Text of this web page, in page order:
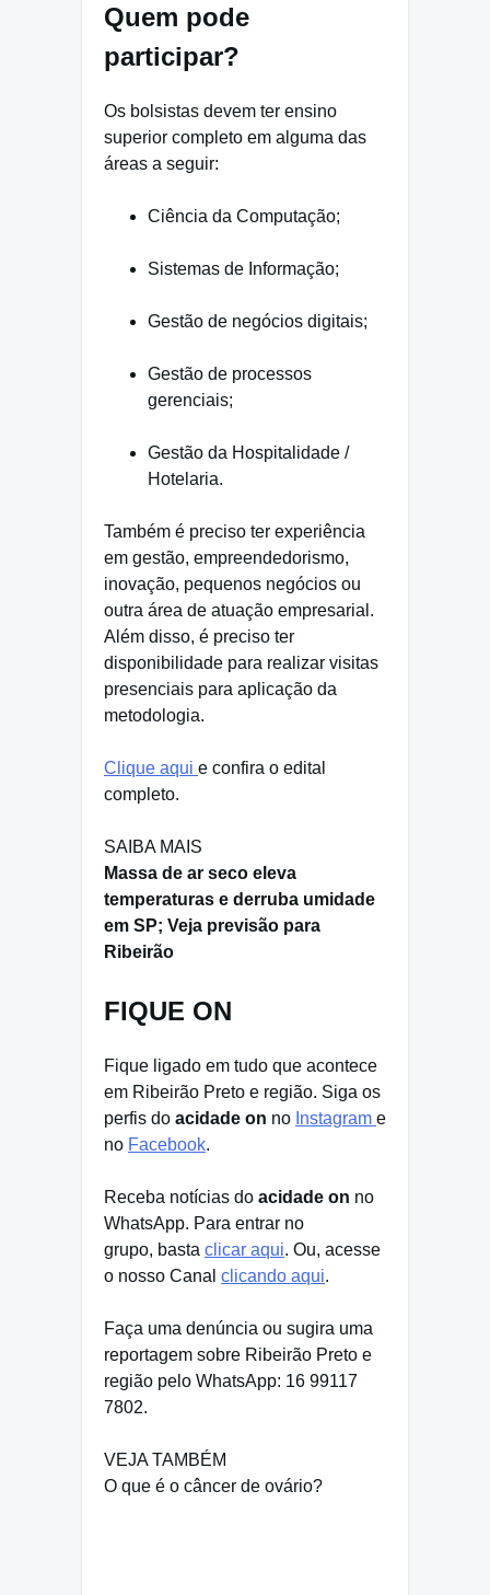
Quem pode
participar?
Os bolsistas devem ter ensino
superior completo em alguma das
áreas a seguir:
Ciência da Computação;
Sistemas de Informação;
Gestão de negócios digitais;
Gestão de processos
gerenciais;
Gestão da Hospitalidade /
Hotelaria.
Também é preciso ter experiência
em gestão, empreendedorismo,
inovação, pequenos negócios ou
outra área de atuação empresarial.
Além disso, é preciso ter
disponibilidade para realizar visitas
presenciais para aplicação da
metodologia.
Clique aqui e confira o edital
completo.
SAIBA MAIS
Massa de ar seco eleva
temperaturas e derruba umidade
em SP; Veja previsão para
Ribeirão
FIQUE ON
Fique ligado em tudo que acontece
em Ribeirão Preto e região. Siga os
perfis do acidade on no Instagram e
no Facebook.
Receba notícias do acidade on no
WhatsApp. Para entrar no
grupo, basta clicar aqui. Ou, acesse
o nosso Canal clicando aqui.
Faça uma denúncia ou sugira uma
reportagem sobre Ribeirão Preto e
região pelo WhatsApp: 16 99117
7802.
VEJA TAMBÉM
O que é o câncer de ovário?